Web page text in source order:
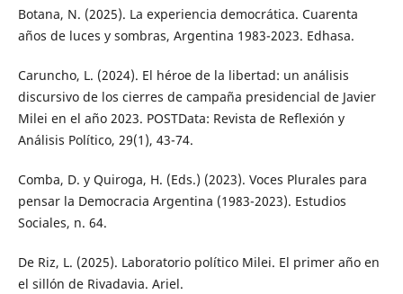
Botana, N. (2025). La experiencia democrática. Cuarenta
años de luces y sombras, Argentina 1983-2023. Edhasa.
Caruncho, L. (2024). El héroe de la libertad: un análisis
discursivo de los cierres de campaña presidencial de Javier
Milei en el año 2023. POSTData: Revista de Reflexión y
Análisis Político, 29(1), 43-74.
Comba, D. y Quiroga, H. (Eds.) (2023). Voces Plurales para
pensar la Democracia Argentina (1983-2023). Estudios
Sociales, n. 64.
De Riz, L. (2025). Laboratorio político Milei. El primer año en
el sillón de Rivadavia. Ariel.